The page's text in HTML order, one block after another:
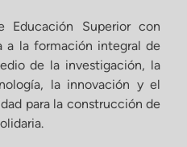
Educación Superior con
a la formación integral de
de la investigación, la
la innovación y el
para la construcción de